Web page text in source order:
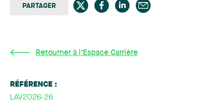
PARTAGER
Retourner à l'Espace Carrière
RÉFÉRENCE :
LAV2026-26